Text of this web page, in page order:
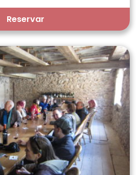
Reservar